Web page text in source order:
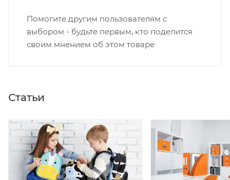
Помогите другим пользователям с
выбором - будьте первым, кто поделится
своим мнением об этом товаре
Статьи